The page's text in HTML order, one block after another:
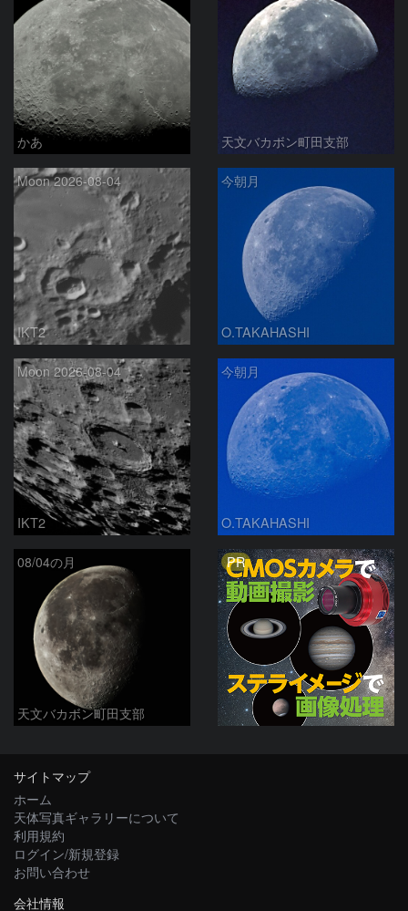
かあ 天文バカボン町田支部
Moon 2026-08-04
IKT2
今朝月
O.TAKAHASHI
Moon 2026-08-04
IKT2
今朝月
O.TAKAHASHI
08/04の月
天文バカボン町田支部
PR
サイトマップ
ホーム
天体写真ギャラリーについて
利用規約
ログイン/新規登録
お問い合わせ
会社情報